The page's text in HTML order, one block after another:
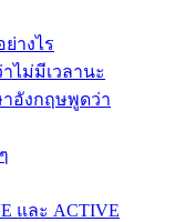
างไร
ไม่มีเวลานะ
าอังกฤษพูดว่า
และ ACTIVE